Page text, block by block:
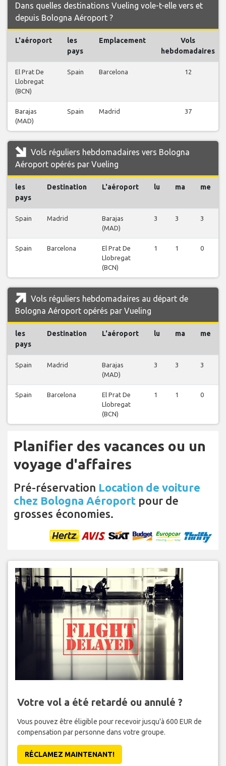
Dans quelles destinations Vueling vole-t-elle vers et
depuis Bologna Aéroport ?
L'aéroport
les
pays
Emplacement
Vols
hebdomadaires
El Prat De
Llobregat
(BCN)
Spain Barcelona 12
Barajas
(MAD)
Spain Madrid 37
Vols réguliers hebdomadaires vers Bologna
Aéroport opérés par Vueling
les
pays
Destination L'aéroport lu ma me
Spain Madrid
Barajas
(MAD)
3 3 3
Spain Barcelona
El Prat De
Llobregat
(BCN)
1 1 0
Vols réguliers hebdomadaires au départ de
Bologna Aéroport opérés par Vueling
les
pays
Destination L'aéroport lu ma me
Spain Madrid
Barajas
(MAD)
3 3 3
Spain Barcelona
El Prat De
Llobregat
(BCN)
1 1 0
Planifier des vacances ou un
voyage d'affaires
Pré-réservation Location de voiture
chez Bologna Aéroport pour de
grosses économies.
Votre vol a été retardé ou annulé ?
Vous pouvez être éligible pour recevoir jusqu'à 600 EUR de
compensation par personne dans votre groupe.
RÉCLAMEZ MAINTENANT!